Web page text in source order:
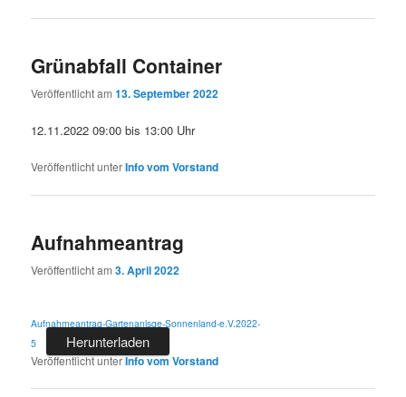
Grünabfall Container
Veröffentlicht am13. September 2022
12.11.2022 09:00 bis 13:00 Uhr
Veröffentlicht unterInfo vom Vorstand
Aufnahmeantrag
Veröffentlicht am3. April 2022
Aufnahmeantrag-Gartenanlsge-Sonnenland-e.V.2022-
5
Herunterladen
Veröffentlicht unterInfo vom Vorstand